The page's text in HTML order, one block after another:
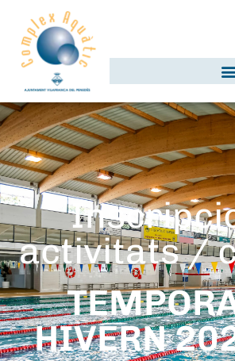
activitats /
HIVERN